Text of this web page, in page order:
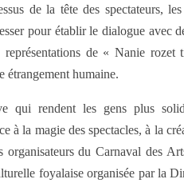
de la tête des spectateurs,
pour établir le dialogue avec
de « Nanie
étrangement humaine.
qui rendent les gens plus
à la magie des spectacles, à la
organisateurs du Carnaval des
foyalaise organisée par la